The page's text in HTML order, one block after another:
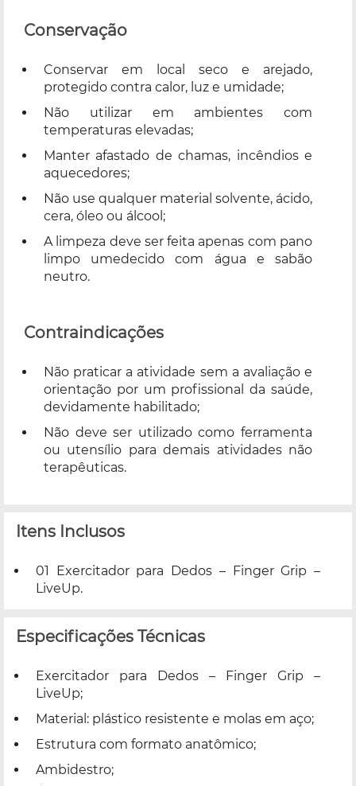
Conservação
Conservar em local seco e arejado,
protegido contra calor, luz e umidade;
Não utilizar em ambientes com
temperaturas elevadas;
Manter afastado de chamas, incêndios e
aquecedores;
Não use qualquer material solvente, ácido,
cera, óleo ou álcool;
A limpeza deve ser feita apenas com pano
limpo umedecido com água e sabão
neutro.
Contraindicações
Não praticar a atividade sem a avaliação e
orientação por um profissional da saúde,
devidamente habilitado;
Não deve ser utilizado como ferramenta
ou utensílio para demais atividades não
terapêuticas.
Itens Inclusos
01 Exercitador para Dedos – Finger Grip –
LiveUp.
Especificações Técnicas
Exercitador para Dedos – Finger Grip –
LiveUp;
Material: plástico resistente e molas em aço;
Estrutura com formato anatômico;
Ambidestro;